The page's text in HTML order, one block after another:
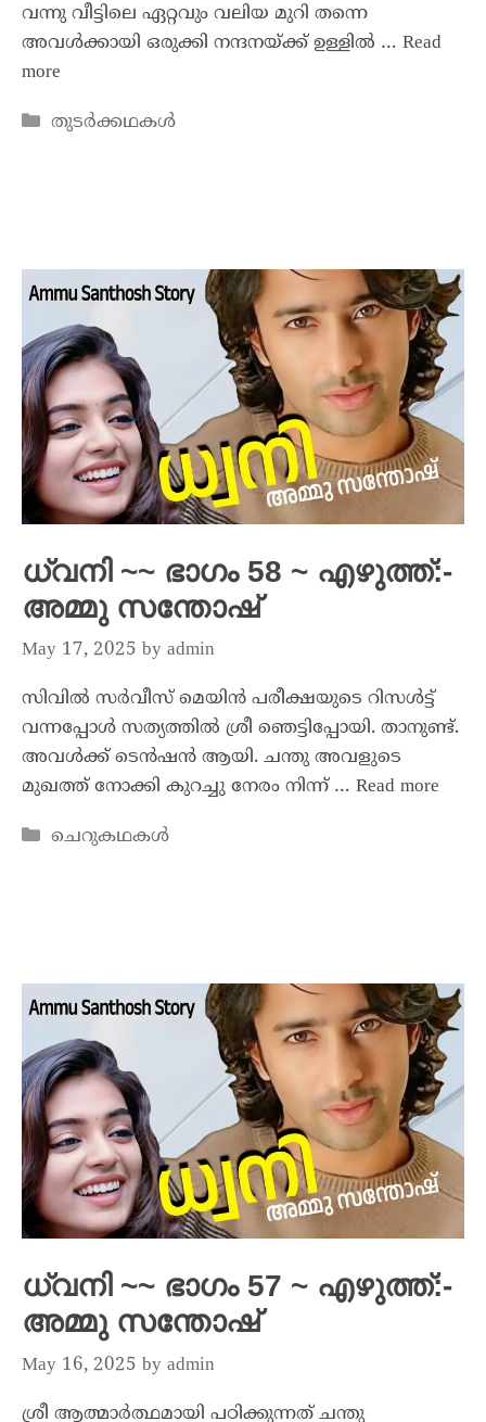
വന്നു വീട്ടിലെ ഏറ്റവും വലിയ മുറി തന്നെ
അവൾക്കായി ഒരുക്കി നന്ദനയ്ക്ക് ഉള്ളിൽ … Read
more
തുടർക്കഥകൾ
ധ്വനി ~~ ഭാഗം 58 ~ എഴുത്ത്:-
അമ്മു സന്തോഷ്
May 17, 2025 by admin
സിവിൽ സർവീസ് മെയിൻ പരീക്ഷയുടെ റിസൾട്ട്‌
വന്നപ്പോൾ സത്യത്തിൽ ശ്രീ ഞെട്ടിപ്പോയി. താനുണ്ട്.
അവൾക്ക് ടെൻഷൻ ആയി. ചന്തു അവളുടെ
മുഖത്ത് നോക്കി കുറച്ചു നേരം നിന്ന് … Read more
ചെറുകഥകൾ
ധ്വനി ~~ ഭാഗം 57 ~ എഴുത്ത്:-
അമ്മു സന്തോഷ്
May 16, 2025 by admin
ശ്രീ ആത്മാർത്ഥമായി പഠിക്കുന്നത് ചന്തു